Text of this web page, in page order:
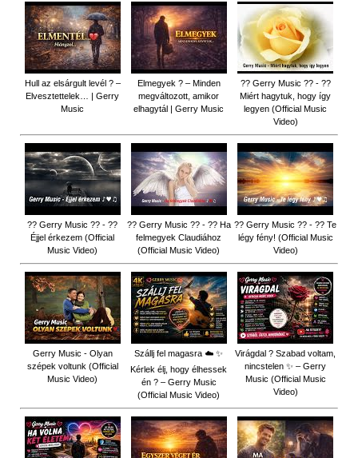
Hull az elsárgult levél ? –
Elvesztettelek… | Gerry
Music
Elmegyek ? – Minden
megváltozott, amikor
elhagytál | Gerry Music
?? Gerry Music ?? - ??
Miért hagytuk, hogy így
legyen (Official Music
Video)
?? Gerry Music ?? - ??
Éjjel érkezem (Official
Music Video)
?? Gerry Music ?? - ?? Ha
felmegyek Claudiához
(Official Music Video)
?? Gerry Music ?? - ?? Te
légy fény! (Official Music
Video)
Gerry Music - Olyan
szépek voltunk (Official
Music Video)
Szállj fel magasra ☁️ ✨
Kérlek élj, hogy élhessek
én ? – Gerry Music
(Official Music Video)
Virágdal ? Szabad voltam,
nincstelen ✨ – Gerry
Music (Official Music
Video)